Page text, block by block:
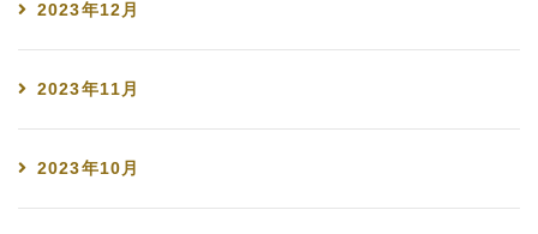
2023年12月
2023年11月
2023年10月